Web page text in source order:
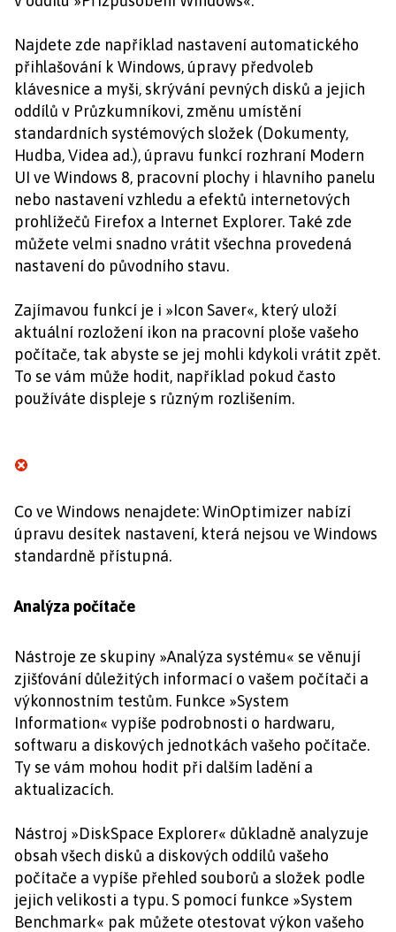
Najdete zde například nastavení automatického
přihlašování k Windows, úpravy předvoleb
klávesnice a myši, skrývání pevných disků a jejich
oddílů v Průzkumníkovi, změnu umístění
standardních systémových složek (Dokumenty,
Hudba, Videa ad.), úpravu funkcí rozhraní Modern
UI ve Windows 8, pracovní plochy i hlavního panelu
nebo nastavení vzhledu a efektů internetových
prohlížečů Firefox a Internet Explorer. Také zde
můžete velmi snadno vrátit všechna provedená
nastavení do původního stavu.
Zajímavou funkcí je i »Icon Saver«, který uloží
aktuální rozložení ikon na pracovní ploše vašeho
počítače, tak abyste se jej mohli kdykoli vrátit zpět.
To se vám může hodit, například pokud často
používáte displeje s různým rozlišením.
Co ve Windows nenajdete: WinOptimizer nabízí
úpravu desítek nastavení, která nejsou ve Windows
standardně přístupná.
Analýza počítače
Nástroje ze skupiny »Analýza systému« se věnují
zjišťování důležitých informací o vašem počítači a
výkonnostním testům. Funkce »System
Information« vypíše podrobnosti o hardwaru,
softwaru a diskových jednotkách vašeho počítače.
Ty se vám mohou hodit při dalším ladění a
aktualizacích.
Nástroj »DiskSpace Explorer« důkladně analyzuje
obsah všech disků a diskových oddílů vašeho
počítače a vypíše přehled souborů a složek podle
jejich velikosti a typu. S pomocí funkce »System
Benchmark« pak můžete otestovat výkon vašeho